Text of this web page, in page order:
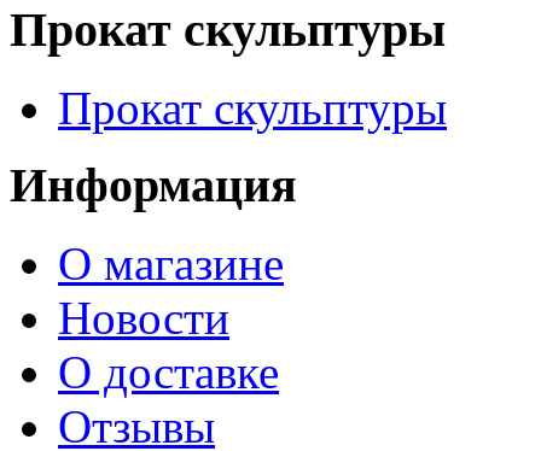
Прокат скульптуры
Прокат скульптуры
Информация
О магазине
Новости
О доставке
Отзывы